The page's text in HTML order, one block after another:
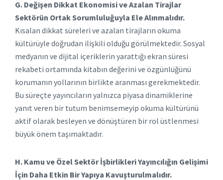
G. Değişen Dikkat Ekonomisi ve Azalan Tirajlar
Sektörün Ortak Sorumluluğuyla Ele Alınmalıdır.
Kısalan dikkat süreleri ve azalan tirajların okuma
kültürüyle doğrudan ilişkili olduğu görülmektedir. Sosyal
medyanın ve dijital içeriklerin yarattığı ekran süresi
rekabeti ortamında kitabın değerini ve özgünlüğünü
korumanın yollarının birlikte aranması gerekmektedir.
Bu süreçte yayıncıların yalnızca piyasa dinamiklerine
yanıt veren bir tutum benimsemeyip okuma kültürünü
aktif olarak besleyen ve dönüştüren bir rol üstlenmesi
büyük önem taşımaktadır.
H. Kamu ve Özel Sektör İşbirlikleri Yayıncılığın Gelişimi
İçin Daha Etkin Bir Yapıya Kavuşturulmalıdır.